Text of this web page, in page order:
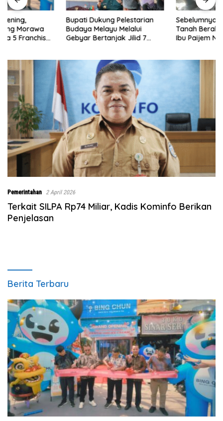
Bupati Dukung Pelestarian
Budaya Melayu Melalui
Gebyar Bertanjak Jilid 7
Sebelumnya Berlantaikan
Tanah Beralaskan Tikar, Kini
Ibu Paijem Nikmati Lantai
0208/Asahan
Pemerintahan 2 April 2026
Terkait SILPA Rp74 Miliar, Kadis Kominfo Berikan
Penjelasan
Berita Terbaru